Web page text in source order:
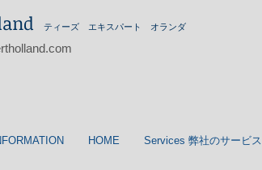
ティーズ エキスパート オランダ
HOME Services 弊社のサービス